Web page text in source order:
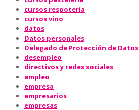
cursos respotería
cursos vino
datos
Datos personales
Delegado de Protección de Datos
desempleo
directivos y redes sociales
empleo
empresa
empresarios
empresas